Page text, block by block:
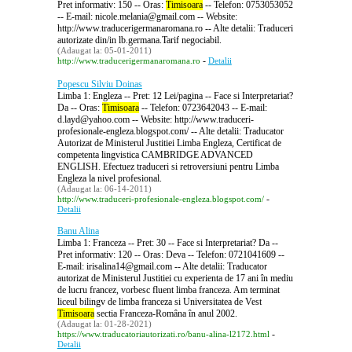
Pret informativ: 150 -- Oras: Timisoara-- Telefon: 0753053052
-- E-mail: nicole.melania@gmail.com -- Website:
http://www.traducerigermanaromana.ro -- Alte detalii: Traduceri
autorizate din/in lb.germana.Tarif negociabil.
(Adaugat la: 05-01-2011)
http://www.traducerigermanaromana.ro - Detalii
Popescu Silviu Doinas
Limba 1: Engleza -- Pret: 12 Lei/pagina -- Face si Interpretariat?
Da -- Oras: Timisoara-- Telefon: 0723642043 -- E-mail:
d.layd@yahoo.com -- Website: http://www.traduceri-
profesionale-engleza.blogspot.com/ -- Alte detalii: Traducator
Autorizat de Ministerul Justitiei Limba Engleza, Certificat de
competenta lingvistica CAMBRIDGE ADVANCED
ENGLISH. Efectuez traduceri si retroversiuni pentru Limba
Engleza la nivel profesional.
(Adaugat la: 06-14-2011)
http://www.traduceri-profesionale-engleza.blogspot.com/-
Detalii
Banu Alina
Limba 1: Franceza -- Pret: 30 -- Face si Interpretariat? Da --
Pret informativ: 120 -- Oras: Deva -- Telefon: 0721041609 --
E-mail: irisalina14@gmail.com -- Alte detalii: Traducator
autorizat de Ministerul Justitiei cu experienta de 17 ani în mediu
de lucru francez, vorbesc fluent limba franceza. Am terminat
liceul bilingv de limba franceza si Universitatea de Vest
Timisoarasectia Franceza-Româna în anul 2002.
(Adaugat la: 01-28-2021)
https://www.traducatoriautorizati.ro/banu-alina-l2172.html-
Detalii